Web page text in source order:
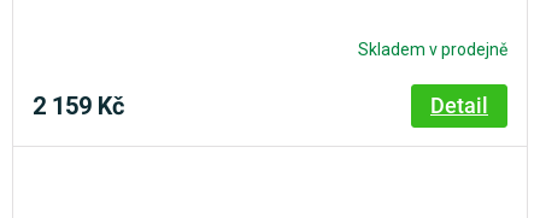
Skladem v prodejně
2 159 Kč Detail